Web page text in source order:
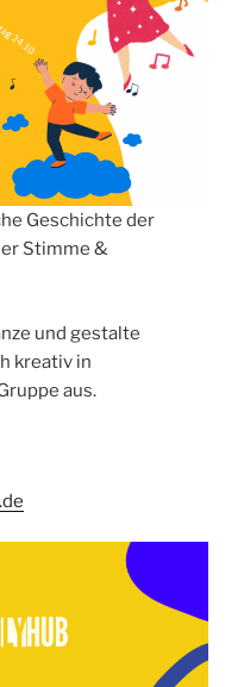
Geschichte der
Stimme &
und gestalte
kreativ in
aus.